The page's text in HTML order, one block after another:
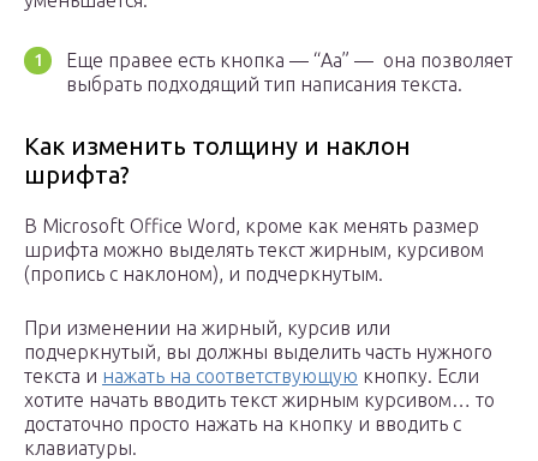
Еще правее есть кнопка — “Аа” — она позволяет
выбрать подходящий тип написания текста.
Как изменить толщину и наклон
шрифта?
В Microsoft Office Word, кроме как менять размер
шрифта можно выделять текст жирным, курсивом
(пропись с наклоном), и подчеркнутым.
При изменении на жирный, курсив или
подчеркнутый, вы должны выделить часть нужного
текста и нажать на соответствующую кнопку. Если
хотите начать вводить текст жирным курсивом… то
достаточно просто нажать на кнопку и вводить с
клавиатуры.